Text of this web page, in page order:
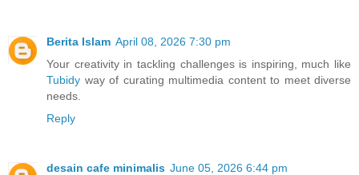
Berita Islam April 08, 2026 7:30 pm
Your creativity in tackling challenges is inspiring, much like
Tubidy way of curating multimedia content to meet diverse
needs.
Reply
desain cafe minimalis June 05, 2026 6:44 pm